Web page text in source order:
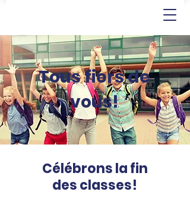
Tous fiers de
vous!
Célébrons la fin
des classes!